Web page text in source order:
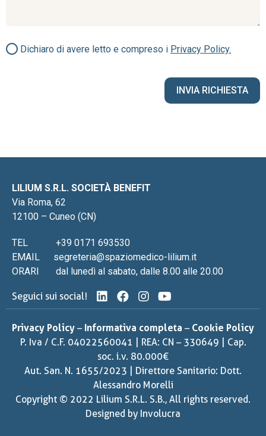
Dichiaro di avere letto e compreso i Privacy Policy.
LILIUM S.R.L. SOCIETÀ BENEFIT
Via Roma, 62
12100 – Cuneo (CN)
TEL
+39 0171 693530
EMAIL
segreteria@spaziomedico-lilium.it
ORARI
dal lunedì al sabato, dalle 8.00 alle 20.00
Seguici sui social!
Privacy Policy – Informativa completa – Cookie Policy
P. Iva / C.F. 04022560041 | REA: CN – 330649 | Cap.
soc. i.v. 80.000€
Aut. San. N. 1655/2023 | Direttore Sanitario: Dott.
Alessandro Morelli
Copyright © 2022 Lilium S.R.L. S.B., All rights reserved.
Designed by Involucra